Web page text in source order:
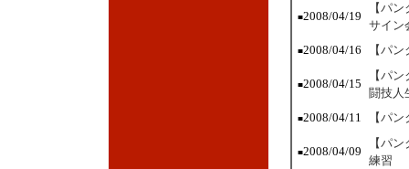
■2008/04/19
【パ
サイン
■2008/04/16 【パ
■2008/04/15
【パ
闘技人
■2008/04/11 【パ
■2008/04/09
【パ
練習